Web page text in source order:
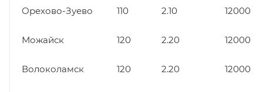
Орехово-Зуево 110 2.10 12000
Можайск 120 2.20 12000
Волоколамск 120 2.20 12000